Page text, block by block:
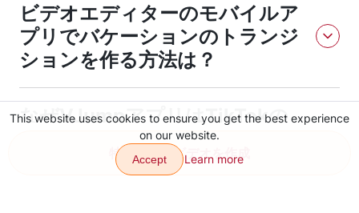
ダウンロードリンクをフォローして、アプリをインストール
し、指示に従うだけです。使い方は簡単で、短時間で結果を得
ることができます。
ビデオエディターのモバイルア
プリでバケーションのトランジ
ションを作る方法は？
プリで作成するには、使用したいトランジションを選択してビ
デオに追加する必要があります。VJumpアプリには、選択肢の
豊富なトランジションがあります。
なぜVJumpアプリはTikTokの
バケーションのトランジション
の品質がより高いのでしょう
特殊効果でビデオを作成
This website uses cookies to ensure you get the best experience
on our website.
Accept Learn more